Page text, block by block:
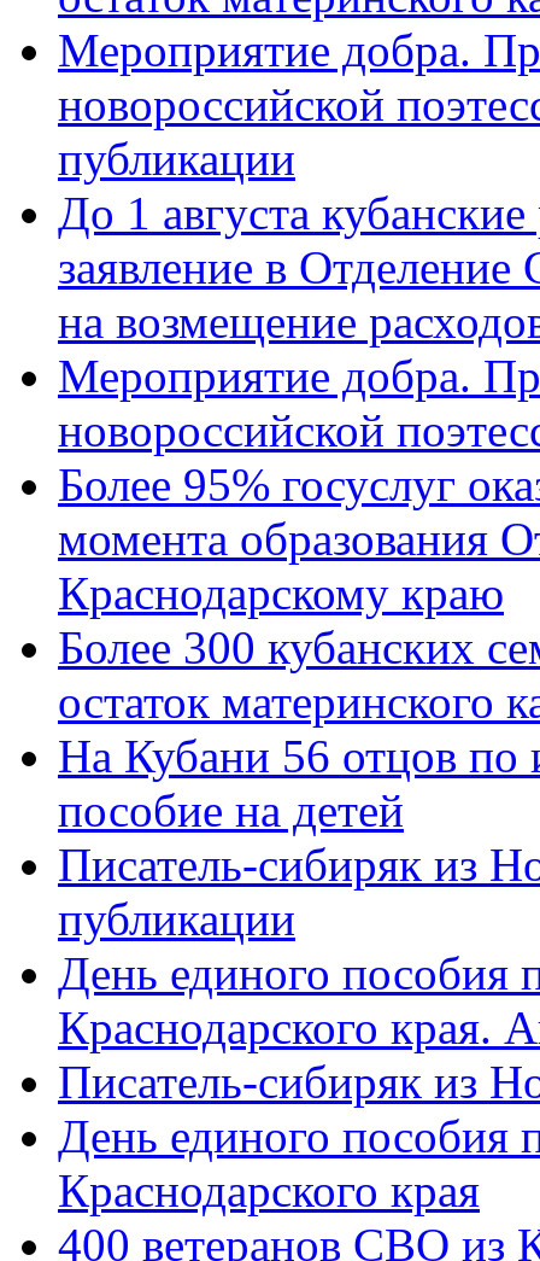
Мероприятие добра.
новороссийской
публикации
До 1 августа
заявление в
на возмещение
Мероприятие добра.
новороссийской
Более 95% госуслуг
момента образования
Краснодарскому краю
Более 300 кубанских
остаток материнского
На Кубани 56 отцов по
пособие на детей
Писатель-сибиряк из
публикации
День единого пособия
Краснодарского края.
Писатель-сибиряк из
День единого пособия
Краснодарского края
400 ветеранов СВО из